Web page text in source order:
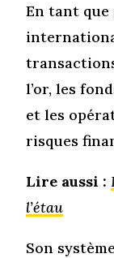
En tant que
l’or, les
et les
risques
Lire aussi :
l’étau
Son